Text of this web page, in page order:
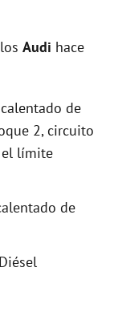
Audi hace
de
2, circuito
el límite
de